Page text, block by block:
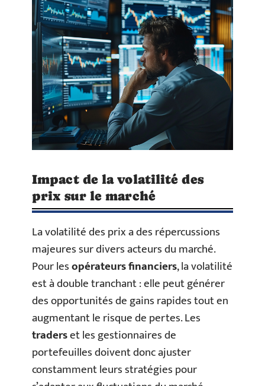
Impact de la volatilité des
prix sur le marché
La volatilité des prix a des répercussions
majeures sur divers acteurs du marché.
Pour lesopérateurs financiers, la volatilité
est à double tranchant : elle peut générer
des opportunités de gains rapides tout en
augmentant le risque de pertes. Les
traderset les gestionnaires de
portefeuilles doivent donc ajuster
constamment leurs stratégies pour